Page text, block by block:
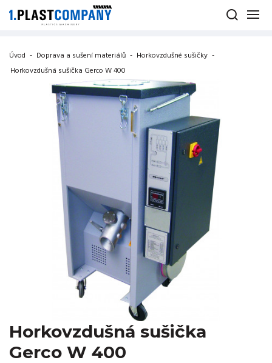
Úvod - Doprava a sušení materiálů - Horkovzdušné sušičky -
Horkovzdušná sušička Gerco W 400
Horkovzdušná sušička
Gerco W 400